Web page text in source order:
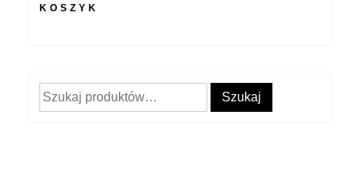
KOSZYK
Szukaj: Szukaj